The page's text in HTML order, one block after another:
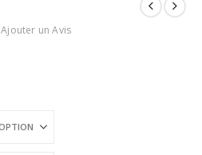
Ajouter un Avis